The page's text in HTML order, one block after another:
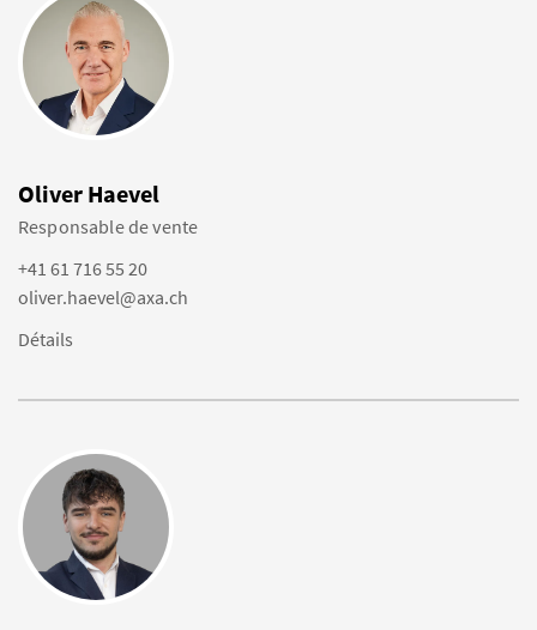
Oliver Haevel
Responsable de vente
+41 61 716 55 20
oliver.haevel@axa.ch
Détails